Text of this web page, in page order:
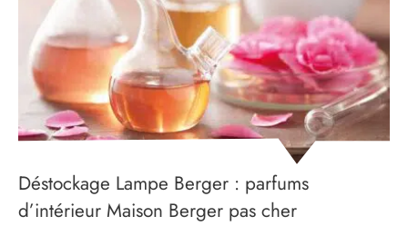
Déstockage Lampe Berger : parfums
d’intérieur Maison Berger pas cher